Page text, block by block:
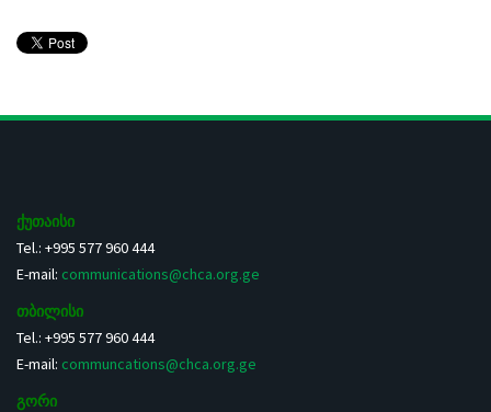
ქუთაისი
Tel.: +995 577 960 444
E-mail: communications@chca.org.ge
თბილისი
Tel.: +995 577 960 444
E-mail: communcations@chca.org.ge
გორი